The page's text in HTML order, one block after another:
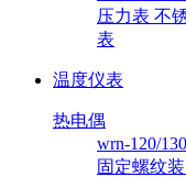
压力表 不
表
温度仪表
热电偶
wrn-120/
固定螺纹